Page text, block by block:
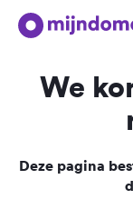
We
Deze pagina